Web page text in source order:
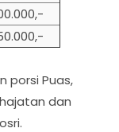
porsi Puas,
dan